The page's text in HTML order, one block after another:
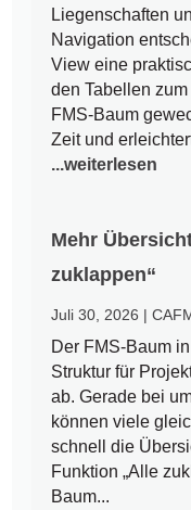
Liegenschaften
Navigation
View eine
den Tabellen
FMS-Baum
Zeit und
...weiterlesen
Mehr
zuklappen“
Juli 30, 2026 |
Der FMS-Baum
Struktur für
ab. Gerade bei
können viele
schnell die
Funktion „Alle
Baum...